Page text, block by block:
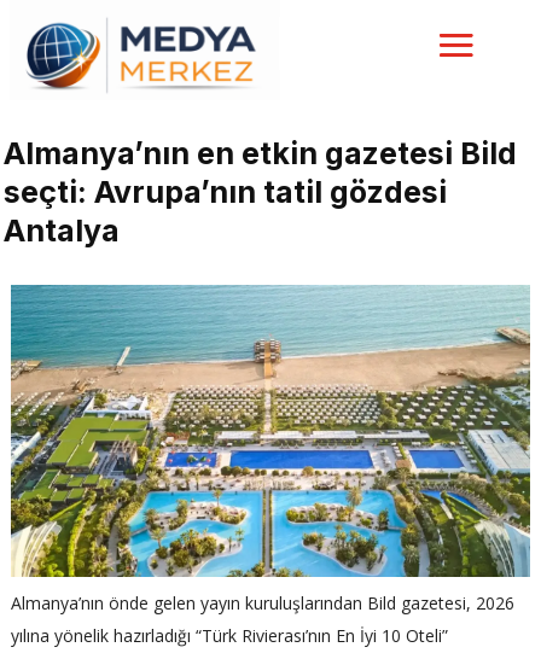
Almanya’nın en etkin gazetesi Bild
seçti: Avrupa’nın tatil gözdesi
Antalya
Almanya’nın önde gelen yayın kuruluşlarından Bild gazetesi, 2026
yılına yönelik hazırladığı “Türk Rivierası’nın En İyi 10 Oteli”